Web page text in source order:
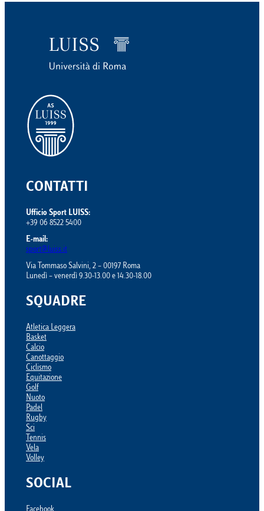
CONTATTI
Ufficio Sport LUISS:
+39 06 8522 5400
E-mail:
sport@luiss.it
Via Tommaso Salvini, 2 – 00197 Roma
Lunedì – venerdì 9.30-13.00 e 14.30-18.00
SQUADRE
Atletica Leggera
Basket
Calcio
Canottaggio
Ciclismo
Equitazione
Golf
Nuoto
Padel
Rugby
Sci
Tennis
Vela
Volley
SOCIAL